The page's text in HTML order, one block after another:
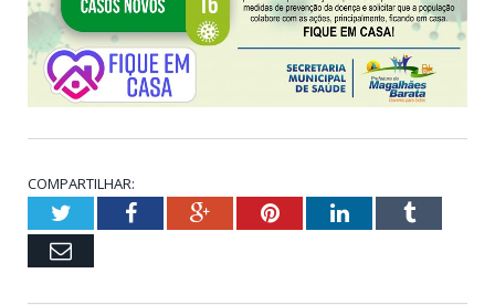
COMPARTILHAR:
TwitterFacebookGoogle+PinterestLinkedInTumblr
Email